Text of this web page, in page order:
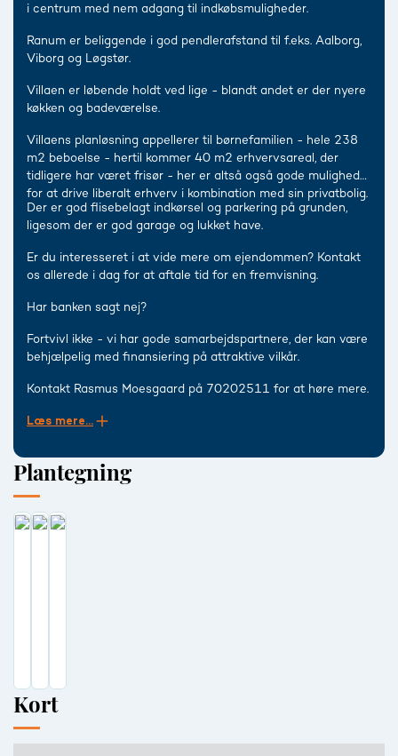
i centrum med nem adgang til indkøbsmuligheder.
Ranum er beliggende i god pendlerafstand til f.eks. Aalborg,
Viborg og Løgstør.
Villaen er løbende holdt ved lige - blandt andet er der nyere
køkken og badeværelse.
Villaens planløsning appellerer til børnefamilien - hele 238
m2 beboelse - hertil kommer 40 m2 erhvervsareal, der
tidligere har været frisør - her er altså også gode muligheder
for at drive liberalt erhverv i kombination med sin privatbolig.
Der er god flisebelagt indkørsel og parkering på grunden,
ligesom der er god garage og lukket have.
Er du interesseret i at vide mere om ejendommen? Kontakt
os allerede i dag for at aftale tid for en fremvisning.
Har banken sagt nej?
Fortvivl ikke - vi har gode samarbejdspartnere, der kan være
behjælpelig med finansiering på attraktive vilkår.
Kontakt Rasmus Moesgaard på 70202511 for at høre mere.
Læs mere...
Plantegning
Kort